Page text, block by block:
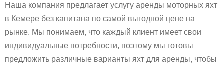
Наша компания предлагает услугу аренды моторных яхт
в Кемере без капитана по самой выгодной цене на
рынке. Мы понимаем, что каждый клиент имеет свои
индивидуальные потребности, поэтому мы готовы
предложить различные варианты яхт для аренды, чтобы